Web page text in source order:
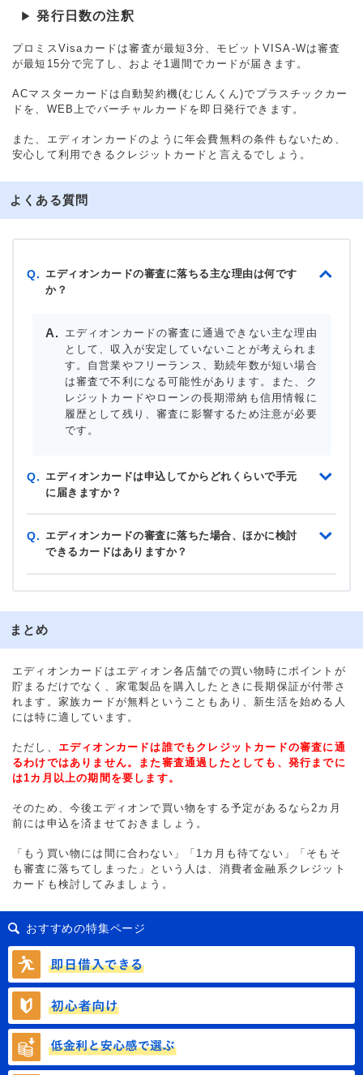
▶ 発行日数の注釈
プロミスVisaカードは審査が最短3分、モビットVISA-Wは審査
が最短15分で完了し、およそ1週間でカードが届きます。
ACマスターカードは自動契約機(むじんくん)でプラスチックカー
ドを、WEB上でバーチャルカードを即日発行できます。
また、エディオンカードのように年会費無料の条件もないため、
安心して利用できるクレジットカードと言えるでしょう。
よくある質問
Q. エディオンカードの審査に落ちる主な理由は何です
か？
エディオンカードの審査に通過できない主な理由
として、収入が安定していないことが考えられま
す。自営業やフリーランス、勤続年数が短い場合
は審査で不利になる可能性があります。また、ク
レジットカードやローンの長期滞納も信用情報に
履歴として残り、審査に影響するため注意が必要
です。
Q. エディオンカードは申込してからどれくらいで手元
に届きますか？
Q. エディオンカードの審査に落ちた場合、ほかに検討
できるカードはありますか？
まとめ
エディオンカードはエディオン各店舗での買い物時にポイントが
貯まるだけでなく、家電製品を購入したときに長期保証が付帯さ
れます。家族カードが無料ということもあり、新生活を始める人
には特に適しています。
ただし、 エディオンカードは誰でもクレジットカードの審査に通
るわけではありません。また審査通過したとしても、発行までに
は1カ月以上の期間を要します。
そのため、今後エディオンで買い物をする予定があるなら2カ月
前には申込を済ませておきましょう。
「もう買い物には間に合わない」「1カ月も待てない」「そもそ
も審査に落ちてしまった」という人は、消費者金融系クレジット
カードも検討してみましょう。
おすすめの特集ページ